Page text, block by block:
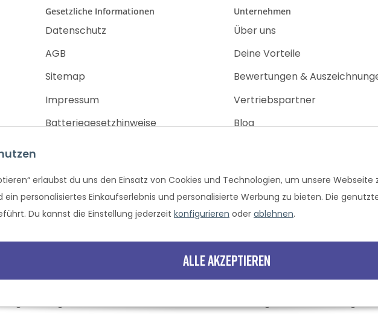
Gesetzliche Informationen
Datenschutz
AGB
Sitemap
Impressum
Batteriegesetzhinweise
Unternehmen
Über uns
Deine Vorteile
Bewertungen &
Vertriebspartner
Blog
gesetzlich geltenden MwSt. und Versandkosten bei Überweisung oder 0% Finanzierung.
erlaubst du uns den Einsatz von Cookies und Technologien, um unsere
ein personalisiertes Einkaufserlebnis und personalisierte Werbung zu bieten. Die
Du kannst die Einstellung jederzeit konfigurieren oder ablehnen.
Alle akzeptieren